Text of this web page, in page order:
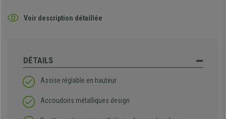
Voir description détaillée
DÉTAILS
Assise réglable en hauteur
Accoudoirs métalliques design